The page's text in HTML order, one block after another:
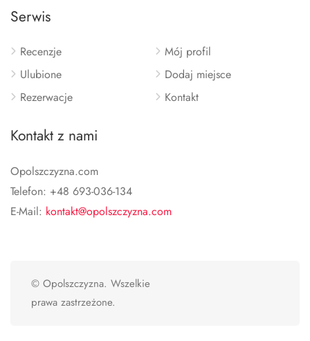
Serwis
Recenzje
Ulubione
Rezerwacje
Mój profil
Dodaj miejsce
Kontakt
Kontakt z nami
Opolszczyzna.com
Telefon: +48 693-036-134
E-Mail: kontakt@opolszczyzna.com
© Opolszczyzna. Wszelkie
prawa zastrzeżone.